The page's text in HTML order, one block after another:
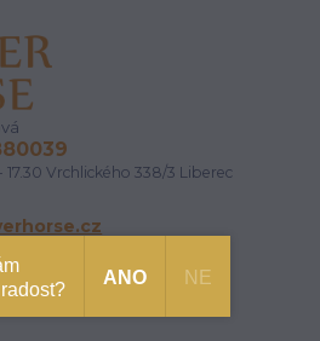
17.30 Vrchlického 338/3 Liberec
ANO NE